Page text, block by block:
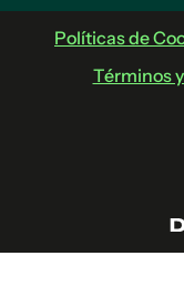
Políticas de
Términos